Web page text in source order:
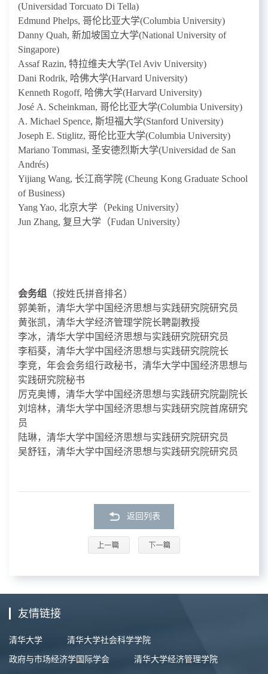
(Universidad Torcuato Di Tella)
Edmund Phelps, 哥伦比亚大学(Columbia University)
Danny Quah, 新加坡国立大学(National University of
Singapore)
Assaf Razin, 特拉维夫大学(Tel Aviv University)
Dani Rodrik, 哈佛大学(Harvard University)
Kenneth Rogoff, 哈佛大学(Harvard University)
José A. Scheinkman, 哥伦比亚大学(Columbia University)
A. Michael Spence, 斯坦福大学(Stanford University)
Joseph E. Stiglitz, 哥伦比亚大学(Columbia University)
Mariano Tommasi, 圣安德烈斯大学(Universidad de San
Andrés)
Yijiang Wang, 长江商学院 (Cheung Kong Graduate School
of Business)
Yang Yao, 北京大学 （Peking University）
Jun Zhang, 复旦大学 （Fudan University）
会务组
（按姓氏拼音排名）
郭美新，清华大学中国经济思想与实践研究院研究员
黄张凯，清华大学经济管理学院长聘副教授
李冰，清华大学中国经济思想与实践研究院研究员
李稻葵，清华大学中国经济思想与实践研究院院长
李竞，年会会务组行政秘书，清华大学中国经济思想与
实践研究院秘书
厉克奥博，清华大学中国经济思想与实践研究院副院长
刘培林，清华大学中国经济思想与实践研究院首席研究
员
陆琳，清华大学中国经济思想与实践研究院研究员
吴舒钰，清华大学中国经济思想与实践研究院研究员
返回列表
友情链接
清华大学 清华大学社会科学学院
政府与市场经济学国际学会 清华大学经济管理学院